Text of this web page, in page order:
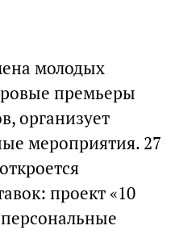
молодых
премьеры
организует
мероприятия. 27
проект «10